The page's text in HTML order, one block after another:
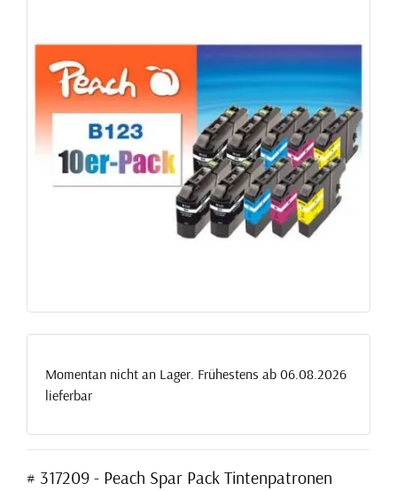
Momentan nicht an Lager. Frühestens ab 06.08.2026
lieferbar
# 317209 - Peach Spar Pack Tintenpatronen